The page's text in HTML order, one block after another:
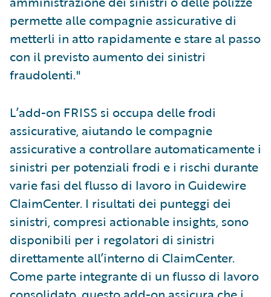
permette alle compagnie assicurative di
metterli in atto rapidamente e stare al passo
con il previsto aumento dei sinistri
fraudolenti."
L’add-on FRISS si occupa delle frodi
assicurative, aiutando le compagnie
assicurative a controllare automaticamente i
sinistri per potenziali frodi e i rischi durante
varie fasi del flusso di lavoro in Guidewire
ClaimCenter. I risultati dei punteggi dei
sinistri, compresi actionable insights, sono
disponibili per i regolatori di sinistri
direttamente all’interno di ClaimCenter.
Come parte integrante di un flusso di lavoro